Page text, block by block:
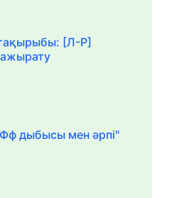
[Л-Р]
дыбысы мен әрпі"